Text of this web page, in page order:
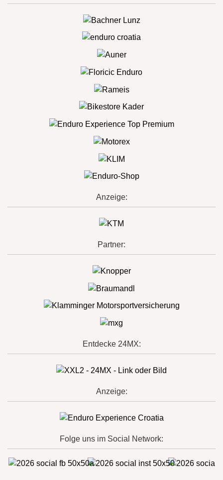
Anzeige:
Partner:
Entdecke 24MX:
Anzeige:
Folge uns im Social Network: